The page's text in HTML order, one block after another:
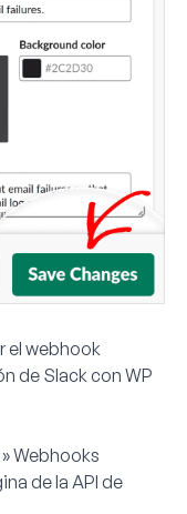
el webhook
de Slack con WP
Webhooks
de la API de